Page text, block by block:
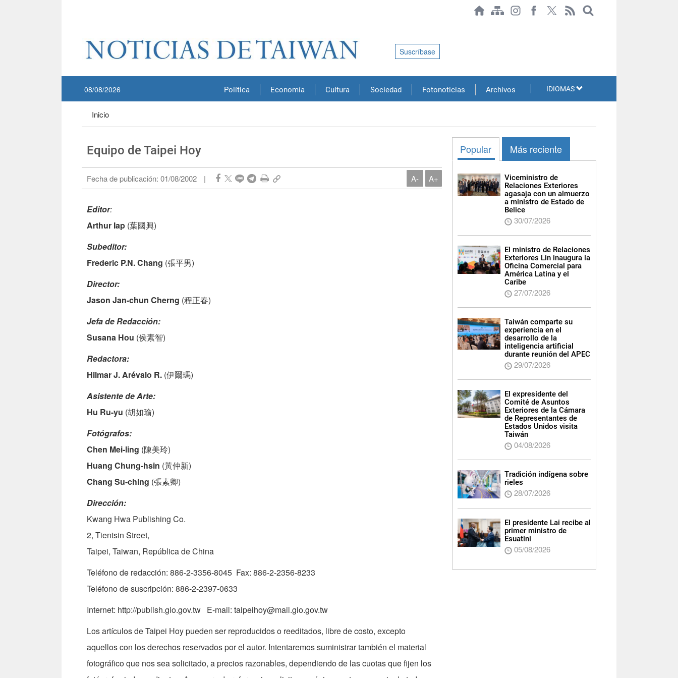
Política Economía Cultura Sociedad Fotonoticias Archivos
08/08/2026
Suscríbase
IDIOMAS
Inicio
Equipo de Taipei Hoy
Fecha de publicación: 01/08/2002 | A- A+
Editor:
Arthur Iap (葉國興)
Subeditor:
Frederic P.N. Chang (張平男)
Director:
Jason Jan-chun Cherng (程正春)
Jefa de Redacción:
Susana Hou (侯素智)
Redactora:
Hilmar J. Arévalo R. (伊爾瑪)
Asistente de Arte:
Hu Ru-yu (胡如瑜)
Fotógrafos:
Chen Mei-ling (陳美玲)
Huang Chung-hsin (黃仲新)
Chang Su-ching (張素卿)
Dirección:
Kwang Hwa Publishing Co.
2, Tientsin Street,
Taipei, Taiwan, República de China
Teléfono de redacción: 886-2-3356-8045 Fax: 886-2-2356-8233
Teléfono de suscripción: 886-2-2397-0633
Internet: http://publish.gio.gov.tw E-mail: taipeihoy@mail.gio.gov.tw
Los artículos de Taipei Hoy pueden ser reproducidos o reeditados, libre de costo, excepto
aquellos con los derechos reservados por el autor. Intentaremos suministrar también el material
fotográfico que nos sea solicitado, a precios razonables, dependiendo de las cuotas que fijen los
Popular Más reciente
Viceministro de
Relaciones Exteriores
agasaja con un almuerzo
a ministro de Estado de
Belice
30/07/2026
El ministro de Relaciones
Exteriores Lin inaugura la
Oficina Comercial para
América Latina y el
Caribe
27/07/2026
Taiwán comparte su
experiencia en el
desarrollo de la
inteligencia artificial
durante reunión del APEC
29/07/2026
El expresidente del
Comité de Asuntos
Exteriores de la Cámara
de Representantes de
Estados Unidos visita
Taiwán
04/08/2026
Tradición indígena sobre
rieles
28/07/2026
El presidente Lai recibe al
primer ministro de
Esuatini
05/08/2026